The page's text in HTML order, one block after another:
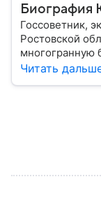
Биография
Госсоветник,
Ростовской
многогранную
музыкального
Читать